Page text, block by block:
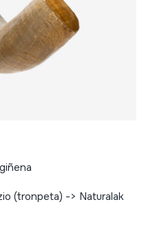
(tronpeta) -> Naturalak